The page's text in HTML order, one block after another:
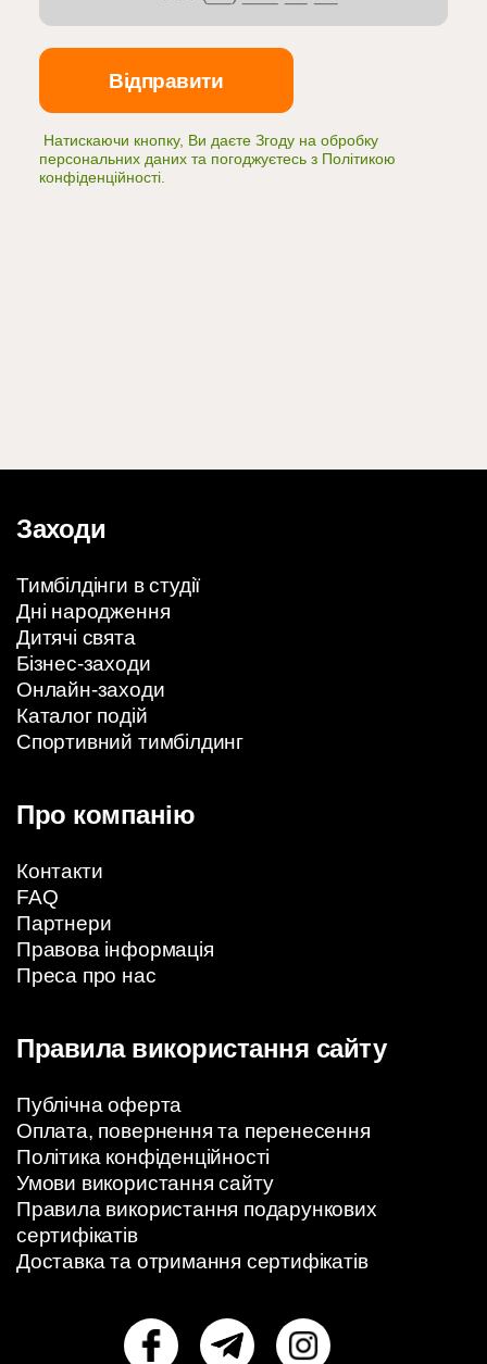
Натискаючи кнопку, Ви даєте Згоду на обробку
персональних даних та погоджуєтесь з Політикою
конфіденційності.
Заходи
Тимбілдінги в студії
Дні народження
Дитячі свята
Бізнес-заходи
Онлайн-заходи
Каталог подій
Спортивний тимбілдинг
Про компанію
Контакти
FAQ
Партнери
Правова інформація
Преса про нас
Правила використання сайту
Публічна оферта
Оплата, повернення та перенесення
Політика конфіденційності
Умови використання сайту
Правила використання подарункових
сертифікатів
Доставка та отримання сертифікатів